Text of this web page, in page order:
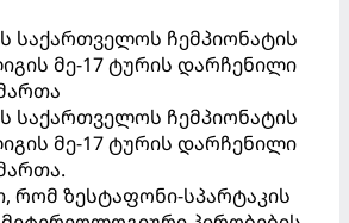
საქართველოს ჩემპიონატის
მე-17 ტურის დარჩენილი
საქართველოს ჩემპიონატის
მე-17 ტურის დარჩენილი
რომ ზესტაფონი-სპარტაკის